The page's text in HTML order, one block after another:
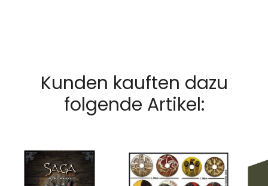
Kunden kauften dazu
folgende Artikel: